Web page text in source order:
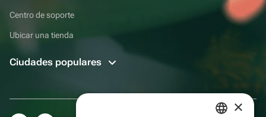
Centro de soporte
Ubicar una tienda
Ciudades populares
×